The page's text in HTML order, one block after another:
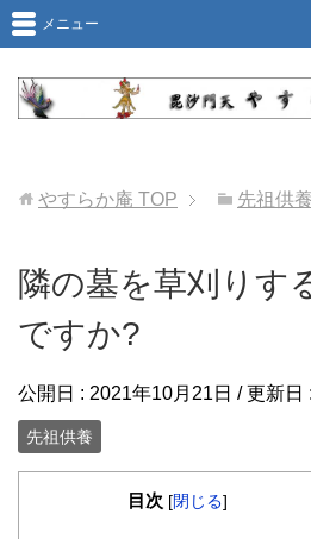
メニュー
やすらか庵 TOP 先祖供養
隣の墓を草刈りす
ですか?
公開日 : 2021年10月21日 / 更新日 :
先祖供養
目次 [閉じる]